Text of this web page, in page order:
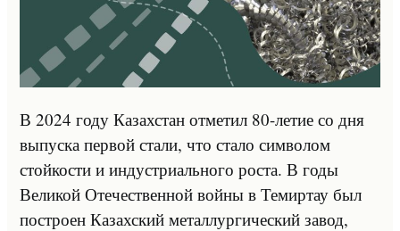
В 2024 году Казахстан отметил 80-летие со дня
выпуска первой стали, что стало символом
стойкости и индустриального роста. В годы
Великой Отечественной войны в Темиртау был
построен Казахский металлургический завод,